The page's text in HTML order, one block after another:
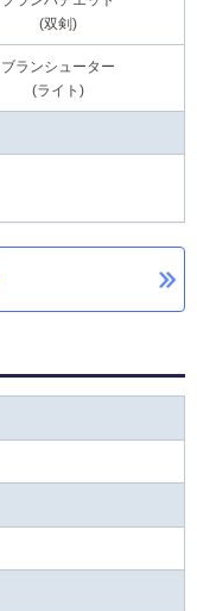
(双剣)
ブランシューター
(ライト)